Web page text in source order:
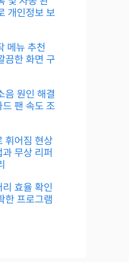
개인정보 보
메뉴 추천
끔한 화면 구
음 원인 해결
팬 속도 조
휘어짐 현상
무상 리퍼
효율 확인
한 프로그램